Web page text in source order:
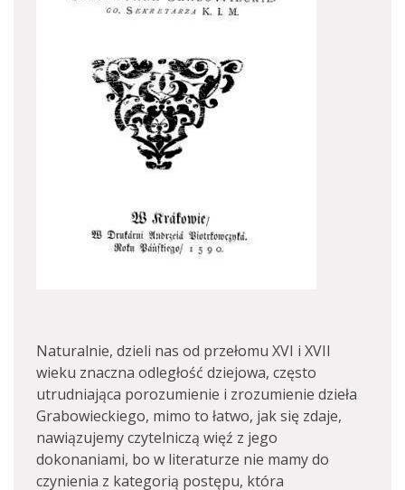
Naturalnie, dzieli nas od przełomu XVI i XVII
wieku znaczna odległość dziejowa, często
utrudniająca porozumienie i zrozumienie dzieła
Grabowieckiego, mimo to łatwo, jak się zdaje,
nawiązujemy czytelniczą więź z jego
dokonaniami, bo w literaturze nie mamy do
czynienia z kategorią postępu, która